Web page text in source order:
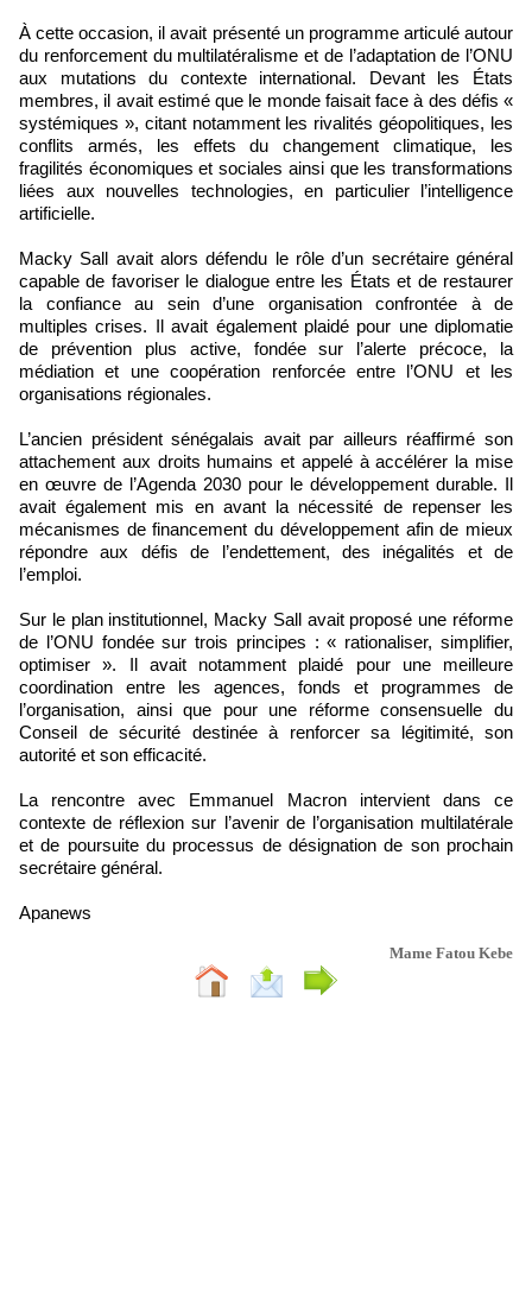
À cette occasion, il avait présenté un programme articulé autour
du renforcement du multilatéralisme et de l’adaptation de l’ONU
aux mutations du contexte international. Devant les États
membres, il avait estimé que le monde faisait face à des défis «
systémiques », citant notamment les rivalités géopolitiques, les
conflits armés, les effets du changement climatique, les
fragilités économiques et sociales ainsi que les transformations
liées aux nouvelles technologies, en particulier l’intelligence
artificielle.
Macky Sall avait alors défendu le rôle d’un secrétaire général
capable de favoriser le dialogue entre les États et de restaurer
la confiance au sein d’une organisation confrontée à de
multiples crises. Il avait également plaidé pour une diplomatie
de prévention plus active, fondée sur l’alerte précoce, la
médiation et une coopération renforcée entre l’ONU et les
organisations régionales.
L’ancien président sénégalais avait par ailleurs réaffirmé son
attachement aux droits humains et appelé à accélérer la mise
en œuvre de l’Agenda 2030 pour le développement durable. Il
avait également mis en avant la nécessité de repenser les
mécanismes de financement du développement afin de mieux
répondre aux défis de l’endettement, des inégalités et de
l’emploi.
Sur le plan institutionnel, Macky Sall avait proposé une réforme
de l’ONU fondée sur trois principes : « rationaliser, simplifier,
optimiser ». Il avait notamment plaidé pour une meilleure
coordination entre les agences, fonds et programmes de
l’organisation, ainsi que pour une réforme consensuelle du
Conseil de sécurité destinée à renforcer sa légitimité, son
autorité et son efficacité.
La rencontre avec Emmanuel Macron intervient dans ce
contexte de réflexion sur l’avenir de l’organisation multilatérale
et de poursuite du processus de désignation de son prochain
secrétaire général.
Apanews
Mame Fatou Kebe